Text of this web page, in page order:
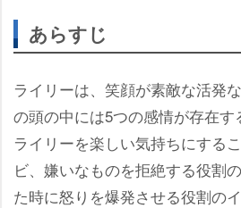
あらすじ
ライリーは、笑顔が素敵な活発
の頭の中には5つの感情が存在す
ライリーを楽しい気持ちにする
ビ、嫌いなものを拒絶する役割
た時に怒りを爆発させる役割の